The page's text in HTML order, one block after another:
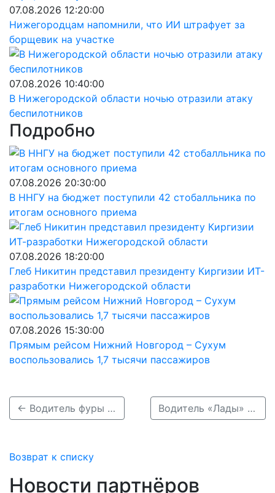
07.08.2026 12:20:00
Нижегородцам напомнили, что ИИ штрафует за
борщевик на участке
07.08.2026 10:40:00
В Нижегородской области ночью отразили атаку
беспилотников
Подробно
07.08.2026 20:30:00
В ННГУ на бюджет поступили 42 стобалльника по
итогам основного приема
07.08.2026 18:20:00
Глеб Никитин представил президенту Киргизии ИТ-
разработки Нижегородской области
07.08.2026 15:30:00
Прямым рейсом Нижний Новгород – Сухум
воспользовались 1,7 тысячи пассажиров
← Водитель фуры погиб, опрокинувшись в кювет в Богородском районе Водитель «Лады» погиб в тройном ДТП в Богородском районе →
Возврат к списку
Новости партнёров